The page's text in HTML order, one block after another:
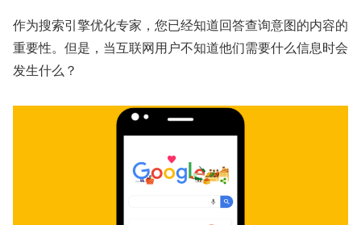
作为搜索引擎优化专家，您已经知道回答查询意图的内容的
重要性。但是，当互联网用户不知道他们需要什么信息时会
发生什么？